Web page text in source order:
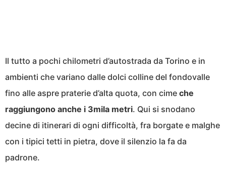
Il tutto a pochi chilometri d’autostrada da Torino e in
ambienti che variano dalle dolci colline del fondovalle
fino alle aspre praterie d’alta quota, con cime che
raggiungono anche i 3mila metri. Qui si snodano
decine di itinerari di ogni difficoltà, fra borgate e malghe
con i tipici tetti in pietra, dove il silenzio la fa da
padrone.